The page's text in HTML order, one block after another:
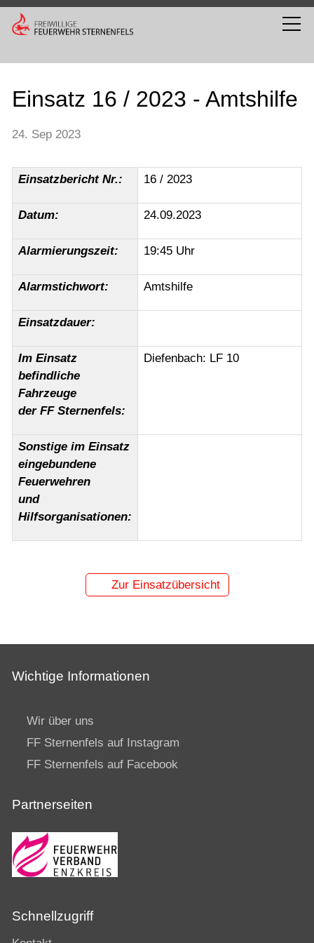
Einsatz 16 / 2023 - Amtshilfe
24. Sep 2023
Einsatzbericht Nr.: 16 / 2023
Datum: 24.09.2023
Alarmierungszeit: 19:45 Uhr
Alarmstichwort: Amtshilfe
Einsatzdauer:
Im Einsatz
befindliche
Fahrzeuge
der FF Sternenfels:
Diefenbach: LF 10
Sonstige im Einsatz
eingebundene
Feuerwehren
und
Hilfsorganisationen:
Zur Einsatzübersicht
Wichtige Informationen
Wir über uns
FF Sternenfels auf Instagram
FF Sternenfels auf Facebook
Partnerseiten
Schnellzugriff